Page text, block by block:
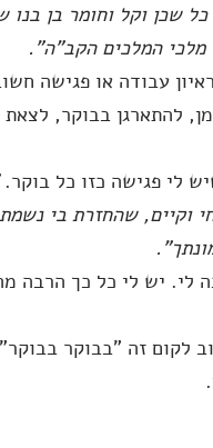
שכן וקל וחומר בן בנו
מלכי המלכים הקב"ה".
עבודה או פגישה
להתארגן בבוקר, לצאת
לי פגישה כזו כל
וקיים, שהחזרת בי
לי. יש לי כל כך הרבה
לקום זה "בבוקר